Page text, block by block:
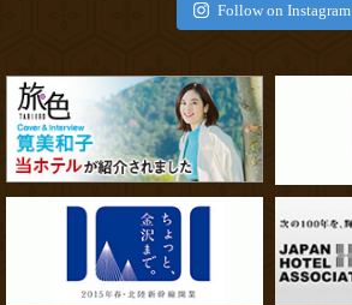
Follow on Instagram